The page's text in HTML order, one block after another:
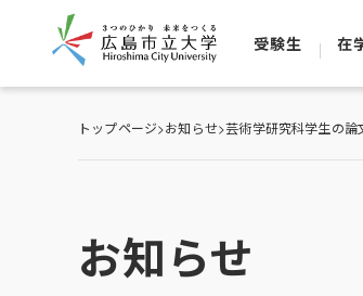
受験生 在
トップページ>お知らせ>芸術学研究科学生の
お知らせ